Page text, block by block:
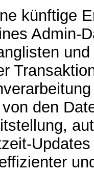
künftige
Admin-
den